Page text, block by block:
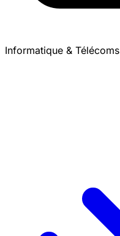
Informatique & Télécoms